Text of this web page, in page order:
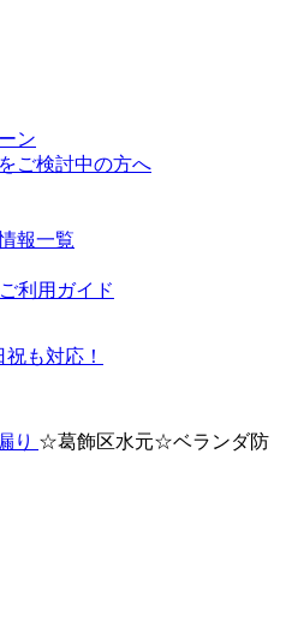
ン
ご検討中の方へ
報一覧
利用ガイド
も対応！
り ☆葛飾区水元☆ベランダ防